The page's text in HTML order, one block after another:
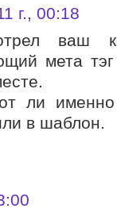
г., 00:18
ваш
мета
ли именно
в шаблон.